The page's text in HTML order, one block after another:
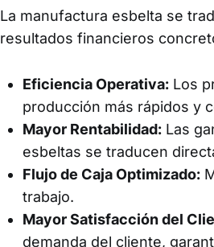
La manufactura esbelta se
resultados financieros
Eficiencia Operativa: Los
producción más rápidos y
Mayor Rentabilidad: Las
esbeltas se traducen
Flujo de Caja Optimizado:
trabajo.
Mayor Satisfacción del
demanda del cliente,